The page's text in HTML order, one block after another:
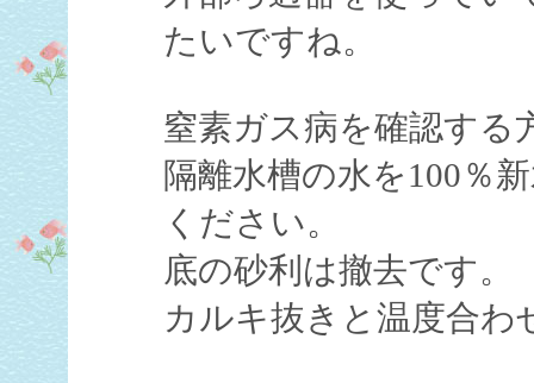
たいですね。
窒素ガス病を確認する
隔離水槽の水を100％
ください。
底の砂利は撤去です。
カルキ抜きと温度合